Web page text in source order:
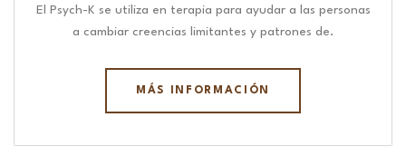
El Psych-K se utiliza en terapia para ayudar a las personas
a cambiar creencias limitantes y patrones de.
MÁS INFORMACIÓN